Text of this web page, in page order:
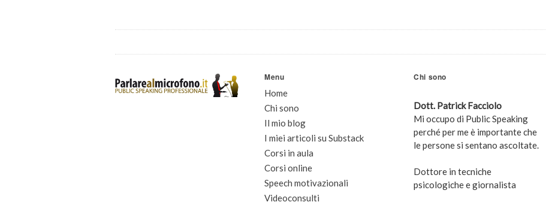
Menu
Home
Chi sono
Il mio blog
I miei articoli su Substack
Corsi in aula
Corsi online
Speech motivazionali
Videoconsulti
Chi sono
Dott. Patrick Facciolo
Mi occupo di Public Speaking
perché per me è importante che
le persone si sentano ascoltate.
Dottore in tecniche
psicologiche e giornalista